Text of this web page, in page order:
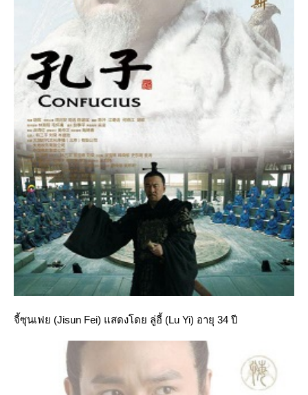
จี้ซุนเฟย (Jisun Fei) แสดงโดย ลู่อี้ (Lu Yi) อายุ 34 ปี